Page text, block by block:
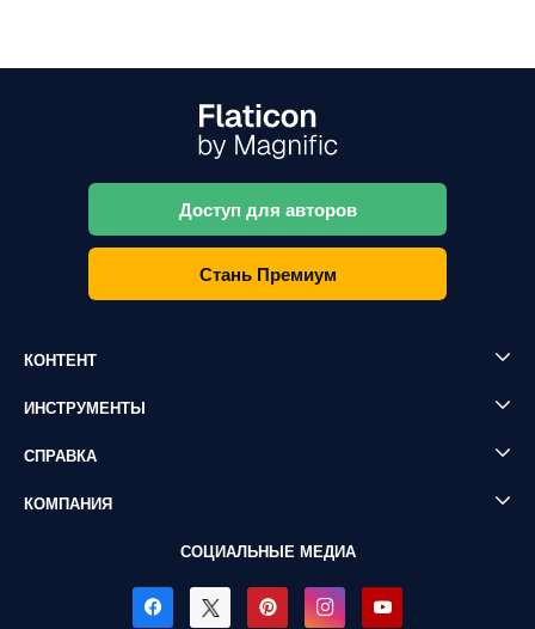
Доступ для авторов
Стань Премиум
КОНТЕНТ
ИНСТРУМЕНТЫ
СПРАВКА
КОМПАНИЯ
СОЦИАЛЬНЫЕ МЕДИА